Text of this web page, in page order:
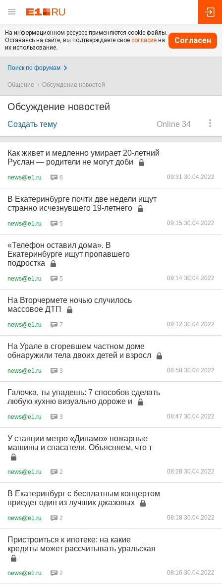
На информационном ресурсе применяются cookie-файлы.
Оставаясь на сайте, вы подтверждаете свое согласие на
их использование.
Согласен
Поиск по форумам
Общение Обсуждение новостей
Обсуждение новостей
Online 34
Создать тему
Как живет и медленно умирает 20-летний
Руслан — родители не могут доби
news@e1.ru 6 09:31 30.04.2022
В Екатеринбурге почти две недели ищут
странно исчезнувшего 19-летнего
news@e1.ru 5 09:15 30.04.2022
«Телефон оставил дома». В
Екатеринбурге ищут пропавшего
подростка
news@e1.ru 5 09:14 30.04.2022
На Вторчермете ночью случилось
массовое ДТП
news@e1.ru 7 09:12 30.04.2022
На Урале в сгоревшем частном доме
обнаружили тела двоих детей и взросл
news@e1.ru 3 08:58 30.04.2022
Галочка, ты упадешь: 7 способов сделать
любую кухню визуально дороже и
news@e1.ru 3 08:47 30.04.2022
У станции метро «Динамо» пожарные
машины и спасатели. Объясняем, что т
news@e1.ru 2 08:28 30.04.2022
В Екатеринбург с бесплатным концертом
приедет один из лучших джазовых
news@e1.ru 2 08:18 30.04.2022
Пристроиться к ипотеке: на какие
кредиты может рассчитывать уральская
news@e1.ru 2 08:16 30.04.2022